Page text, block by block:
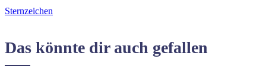
Artikel
Sternzeichen
Das könnte dir auch gefallen